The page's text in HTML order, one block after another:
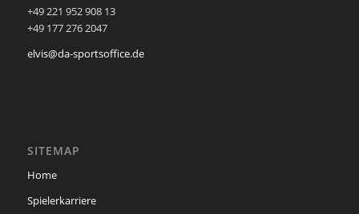
+49 221 952 908 13
+49 177 276 2047
elvis@da-sportsoffice.de
SITEMAP
Home
Spielerkarriere